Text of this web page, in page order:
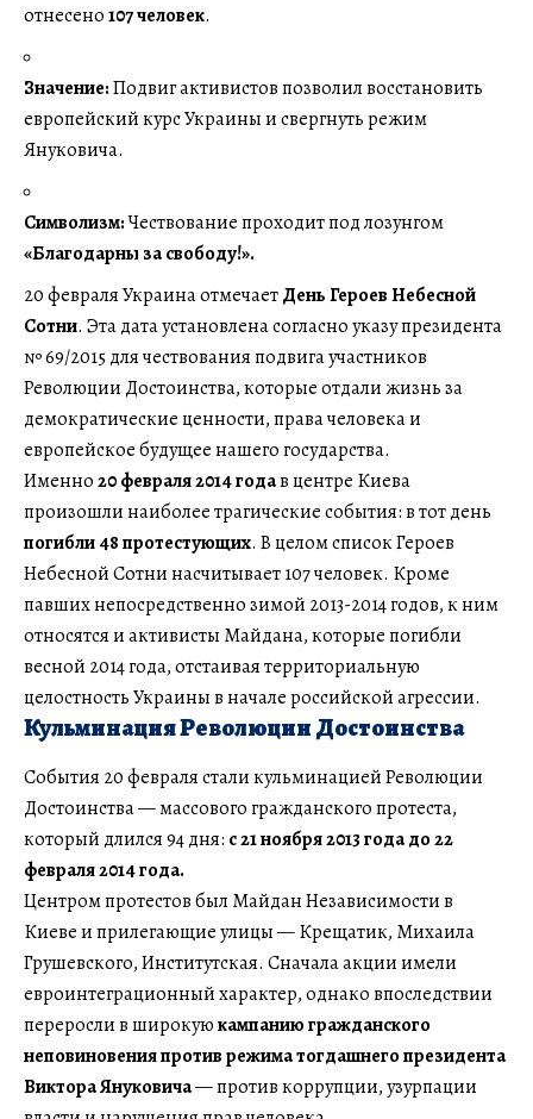
отнесено107 человек.
Значение:Подвиг активистов позволил восстановить
европейский курс Украины и свергнуть режим
Януковича.
Символизм:Чествование проходит под лозунгом
«Благодарны за свободу!».
20 февраля Украина отмечаетДень Героев Небесной
Сотни. Эта дата установлена согласно указу президента
№ 69/2015 для чествования подвига участников
Революции Достоинства, которые отдали жизнь за
демократические ценности, права человека и
европейское будущее нашего государства.
Именно20 февраля 2014 годав центре Киева
произошли наиболее трагические события: в тот день
погибли 48 протестующих. В целом список Героев
Небесной Сотни насчитывает 107 человек. Кроме
павших непосредственно зимой 2013-2014 годов, к ним
относятся и активисты Майдана, которые погибли
весной 2014 года, отстаивая территориальную
целостность Украины в начале российской агрессии.
Кульминация Революции Достоинства
События 20 февраля стали кульминацией Революции
Достоинства — массового гражданского протеста,
который длился 94 дня: с 21 ноября 2013 года до 22
февраля 2014 года.
Центром протестов был Майдан Независимости в
Киеве и прилегающие улицы — Крещатик, Михаила
Грушевского, Институтская. Сначала акции имели
евроинтеграционный характер, однако впоследствии
переросли в широкуюкампанию гражданского
неповиновения против режима тогдашнего президента
Виктора Януковича— против коррупции, узурпации